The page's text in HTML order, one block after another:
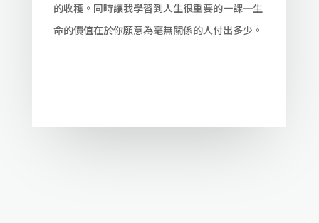
的收穫。同時讓我學習到人生很重要的一課─生
命的價值在於你願意為毫無關係的人付出多少。